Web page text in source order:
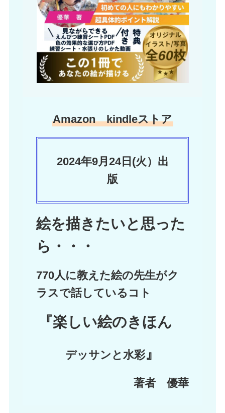
Amazon kindleストア
2024年9月24日(火）出
版
絵を描きたいと思った
ら・・・
770人に教えた絵の先生がク
ラスで話しているコト
『楽しい絵のきほん
デッサンと水彩』
著者 優華